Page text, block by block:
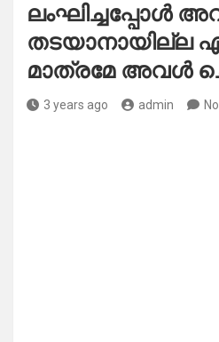
ലംഘിച്ചപ്പോൾ
തടയാനായില്ല
മാത്രമേ അവൾ
3 years ago admin